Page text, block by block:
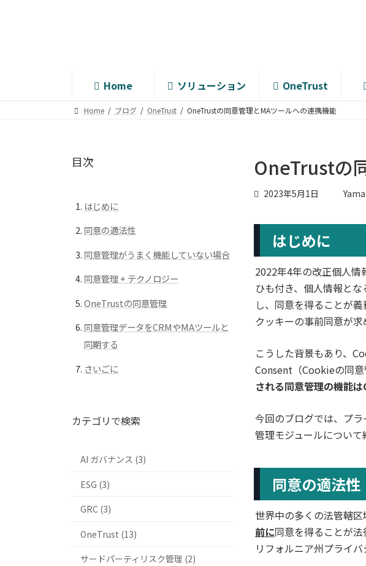
Home ソリューション OneTrust
Home ブログ OneTrust OneTrustの同意管理とMAツールへの連携機能
OneTrustの
2023年5月1日
はじめに
2022年4年の改正個人
ひも付き、個人情報と
し、同意を得ることが
クッキーの事前同意が求
こうした背景もあり、
Consent（Cookieの同意
される同意管理の機能
今回のブログでは、プ
管理モジュールについて
同意の適法性
世界中の多くの法管轄
前に同意を得ることが
リフォルニア州プライバ
目次
はじめに
同意の適法性
同意管理がうまく機能していない場合
同意管理 + テクノロジー
OneTrustの同意管理
同意管理データをCRMやMAツールと
同期する
さいごに
カテゴリで検索
AI ガバナンス (3)
ESG (3)
GRC (3)
OneTrust (13)
サードパーティリスク管理 (2)